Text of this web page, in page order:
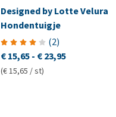
Designed by Lotte Velura
Hondentuigje
(2)
€ 15,65 - € 23,95
(€ 15,65 / st)